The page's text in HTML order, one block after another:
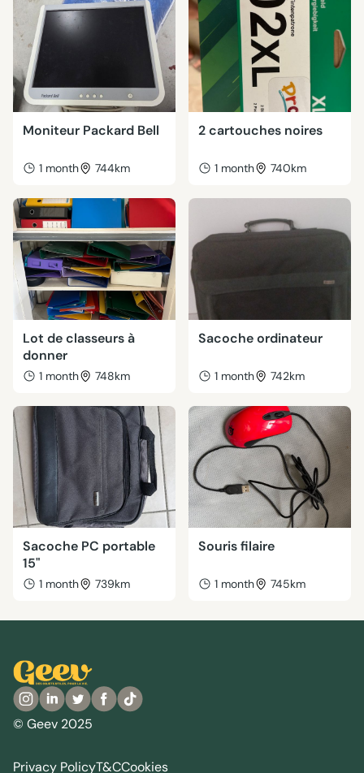
Moniteur Packard Bell
1 month 744km
2 cartouches noires
1 month 740km
Lot de classeurs à
donner
1 month 748km
Sacoche ordinateur
1 month 742km
Sacoche PC portable
15"
1 month 739km
Souris filaire
1 month 745km
© Geev 2025
Privacy PolicyT&CCookies